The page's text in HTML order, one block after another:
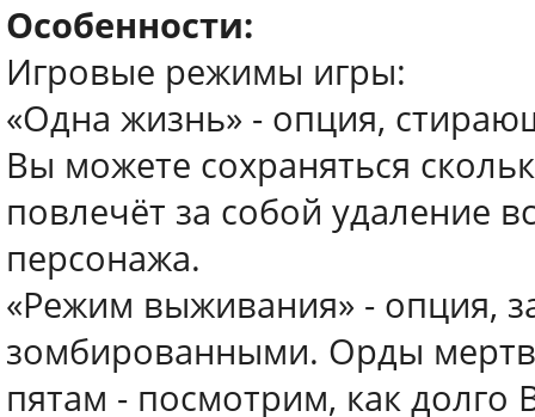
Особенности:
Игровые режимы игры:
«Одна жизнь» - опция,
Вы можете сохраняться
повлечёт за собой удаление
персонажа.
«Режим выживания» - опция,
зомбированными. Орды
пятам - посмотрим, как долго